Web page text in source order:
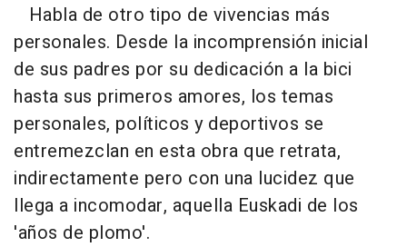
Habla de otro tipo de vivencias más
personales. Desde la incomprensión inicial
de sus padres por su dedicación a la bici
hasta sus primeros amores, los temas
personales, políticos y deportivos se
entremezclan en esta obra que retrata,
indirectamente pero con una lucidez que
llega a incomodar, aquella Euskadi de los
'años de plomo'.